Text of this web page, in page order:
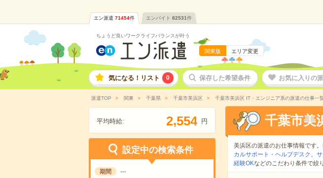
エン派遣 71454件 エンバイト 82531件
ちょうど良いワークライフバランスが叶う
関東版 エリア変更
気になる！リスト 0 保存した希望条件 お気に入りの
派遣TOP 関東 千葉県 千葉市美浜区 千葉市美浜区 IT・エンジニア系の派遣の仕事一
平均時給: 2,554 円
設定中の検索条件
期間 ---
千葉市美
美浜区の派遣のお仕事情報です
カルサポート・ヘルプデスク 、
経験OKなどのこだわり条件で絞